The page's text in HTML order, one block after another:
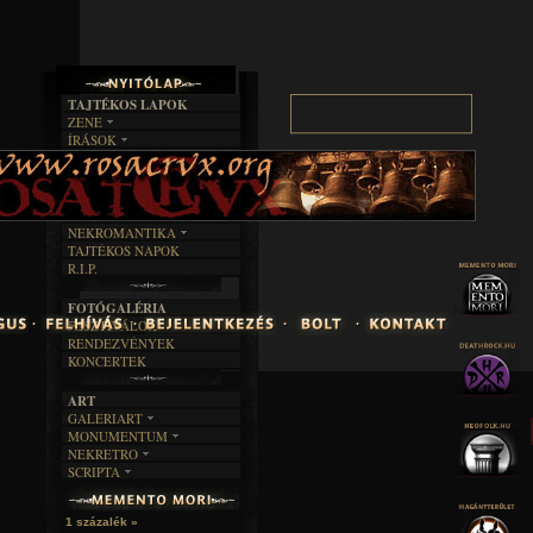
TAJTÉKOS LAPOK
ZENE
EGYÜTTESEK
INTERJÚK
FORDÍTÁSOK
DALSZÖVEGEK
ÍRÁSOK
IRODALOM
FILM
MŰVÉSZET
ÍRÁSTÖRTÉNET
BOSZORKÁNYKONYHA
FEKETE HUMOR
KÉPES
SZÖVEGES
RENDEZVÉNYEK
NEKROMANTIKA
AKTUÁLIS
A MÚLT
TAJTÉKOS NAPOK
R.I.P.
FOTÓGALÉRIA
FESZTIVÁLOK
RENDEZVÉNYEK
KONCERTEK
ART
GALERIART
ARTGALERI
KÉPREGÉNYEK
LAKÁSKULTS
MONUMENTUM
TEMETŐK
TEMPLOMOK
VÁRAK
HELYEK
NEKRETRO
SZUBKULT
FEKETE LYUK
RELIKVIÁK
SCRIPTA
NOVELLÁK
VERSEK
1 százalék »